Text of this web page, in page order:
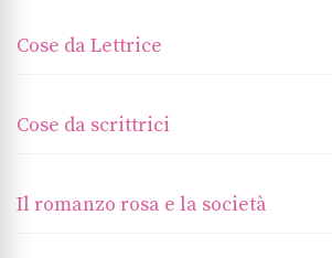
Cose da Lettrice
Cose da scrittrici
Il romanzo rosa e la società